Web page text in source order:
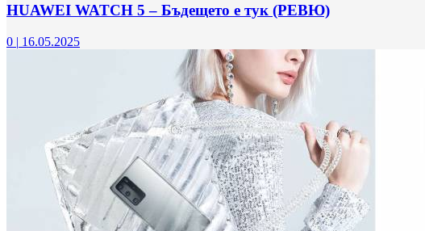
HUAWEI WATCH 5 – Бъдещето е тук (РЕВЮ)
0 | 16.05.2025